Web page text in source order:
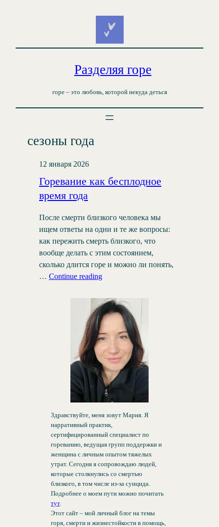
Разделяя горе
горе – это любовь, которой некуда деться
сезоны года
12 января 2026
Горевание как бесплодное
время года
После смерти близкого человека мы
ищем ответы на одни и те же вопросы:
как пережить смерть близкого, что
вообще делать с этим состоянием,
сколько длится горе и можно ли понять,
… Continue reading
Здравствуйте, меня зовут Мария. Я
нарративный практик,
сертифицированный специалист по
гореванию, ведущая групп поддержки и
женщина с личным опытом тяжелых
утрат. Сегодня я сопровождаю людей,
которые столкнулись со смертью
близкого, в том числе из-за суицида.
Подробнее о моем пути можно почитать
тут.
Этот сайт – мой личный блог на темы
горя, смерти и жизнестойкости в помощь,